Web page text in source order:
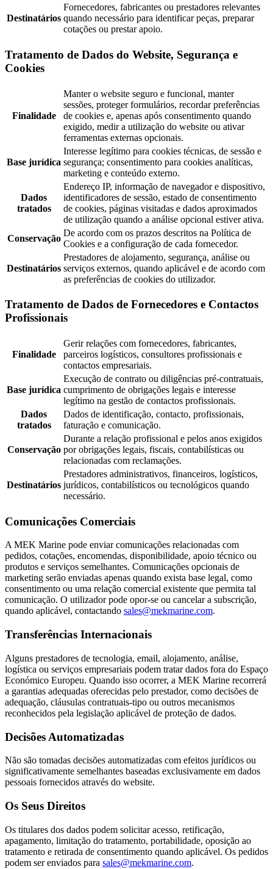
Destinatários
Fornecedores, fabricantes ou prestadores relevantes
quando necessário para identificar peças, preparar
cotações ou prestar apoio.
Tratamento de Dados do Website, Segurança e
Cookies
Finalidade
Manter o website seguro e funcional, manter
sessões, proteger formulários, recordar preferências
de cookies e, apenas após consentimento quando
exigido, medir a utilização do website ou ativar
ferramentas externas opcionais.
Base jurídica
Interesse legítimo para cookies técnicas, de sessão e
segurança; consentimento para cookies analíticas,
marketing e conteúdo externo.
Dados
tratados
Endereço IP, informação de navegador e dispositivo,
identificadores de sessão, estado de consentimento
de cookies, páginas visitadas e dados aproximados
de utilização quando a análise opcional estiver ativa.
Conservação
De acordo com os prazos descritos na Política de
Cookies e a configuração de cada fornecedor.
Destinatários
Prestadores de alojamento, segurança, análise ou
serviços externos, quando aplicável e de acordo com
as preferências de cookies do utilizador.
Tratamento de Dados de Fornecedores e Contactos
Profissionais
Finalidade
Gerir relações com fornecedores, fabricantes,
parceiros logísticos, consultores profissionais e
contactos empresariais.
Base jurídica
Execução de contrato ou diligências pré-contratuais,
cumprimento de obrigações legais e interesse
legítimo na gestão de contactos profissionais.
Dados
tratados
Dados de identificação, contacto, profissionais,
faturação e comunicação.
Conservação
Durante a relação profissional e pelos anos exigidos
por obrigações legais, fiscais, contabilísticas ou
relacionadas com reclamações.
Destinatários
Prestadores administrativos, financeiros, logísticos,
jurídicos, contabilísticos ou tecnológicos quando
necessário.
Comunicações Comerciais
A MEK Marine pode enviar comunicações relacionadas com
pedidos, cotações, encomendas, disponibilidade, apoio técnico ou
produtos e serviços semelhantes. Comunicações opcionais de
marketing serão enviadas apenas quando exista base legal, como
consentimento ou uma relação comercial existente que permita tal
comunicação. O utilizador pode opor-se ou cancelar a subscrição,
quando aplicável, contactando sales@mekmarine.com.
Transferências Internacionais
Alguns prestadores de tecnologia, email, alojamento, análise,
logística ou serviços empresariais podem tratar dados fora do Espaço
Económico Europeu. Quando isso ocorrer, a MEK Marine recorrerá
a garantias adequadas oferecidas pelo prestador, como decisões de
adequação, cláusulas contratuais-tipo ou outros mecanismos
reconhecidos pela legislação aplicável de proteção de dados.
Decisões Automatizadas
Não são tomadas decisões automatizadas com efeitos jurídicos ou
significativamente semelhantes baseadas exclusivamente em dados
pessoais fornecidos através do website.
Os Seus Direitos
Os titulares dos dados podem solicitar acesso, retificação,
apagamento, limitação do tratamento, portabilidade, oposição ao
tratamento e retirada de consentimento quando aplicável. Os pedidos
podem ser enviados para sales@mekmarine.com.